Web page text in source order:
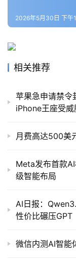
2026年5月30日 下午
相关推荐
苹果急申请禁令
iPhone王座受威
月费高达500美
Meta发布首款
级智能布局
AI日报：
性价比碾压GPT
微信内测AI智能